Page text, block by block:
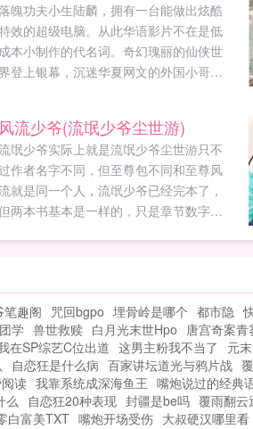
魄功夫小生陆麟，拥有一台能做出炫酷
效的超级电脑。从此华语影片不在是低
成本小制作的代名词。奇幻瑰丽的仙侠世
登上银幕，沉迷华夏网文的外国小哥，
风流少爷(流氓少爷尘世游)
氓少爷实际上就是流氓少爷尘世游只不
作者名字不同，但至尊包不同和至尊风
就是同一个人，流氓少爷已经完本了，
两本书基本是一样的，只是章节数字不
浴血沸腾为目标，那些自命清高者可以
看！没有最淫荡，只有更淫荡！要想成
淫才，快到此处来...
笔趣阁 咒回bgpo 埋骨岭是哪个 都市隐
学 兽世救赎 白月光末世Hpo 唐宫奇案青
在SP综艺C位出道 这男主粉我不当了 元
自恋狂是什么病 百家讲坛道光与鸦片战
读 我靠系统成深海鱼王 嘴炮说过的经典
么 自恋狂20种表现 封疆是be吗 覆雨翻云
白富美TXT 嘴炮开场受伤 大叔硬汉哪里看